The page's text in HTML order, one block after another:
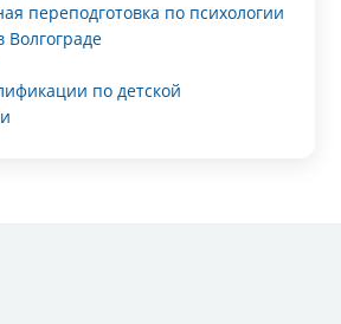
переподготовка по психологии
Волгограде
по детской